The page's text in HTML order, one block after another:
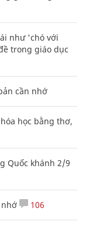
như 'chó với
trong giáo dục
cần nhớ
học bằng thơ,
Quốc khánh 2/9
nhớ 106